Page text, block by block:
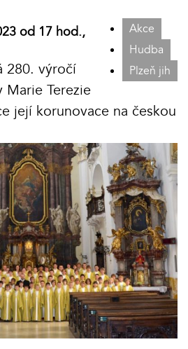
Akce
Hudba
Plzeň jih
od 17 hod.,
280. výročí
Marie Terezie
její korunovace na českou